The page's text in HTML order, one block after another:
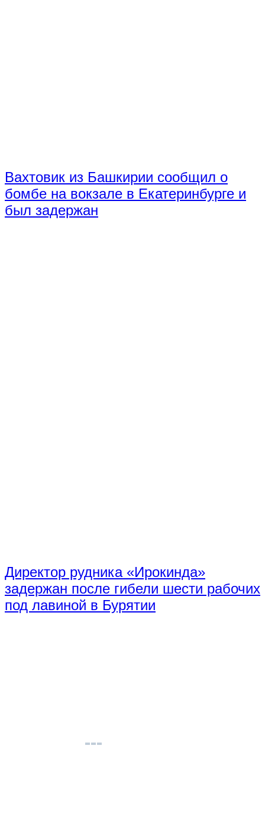
Вахтовик из Башкирии сообщил о
бомбе на вокзале в Екатеринбурге и
был задержан
Директор рудника «Ирокинда»
задержан после гибели шести рабочих
под лавиной в Бурятии